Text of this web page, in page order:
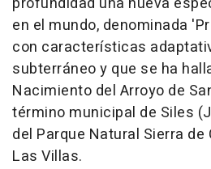
en el mundo, denominada
con características
subterráneo y que se ha
Nacimiento del Arroyo de
término municipal de Siles
del Parque Natural Sierra de
Las Villas.